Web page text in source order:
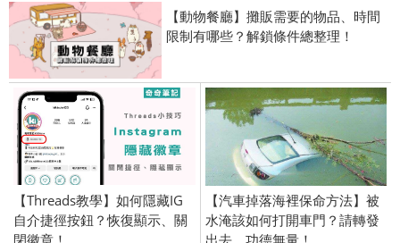
【動物餐廳】攤販需要的物品、時間
限制有哪些？解鎖條件總整理！
【Threads教學】如何隱藏IG
自介捷徑按鈕？恢復顯示、關
【汽車掉落海裡保命方法】被
水淹該如何打開車門？請轉發